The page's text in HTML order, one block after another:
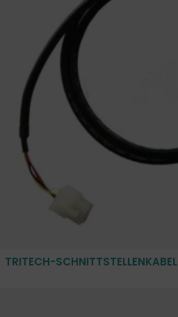
TRITECH-SCHNITTSTELLENKABEL